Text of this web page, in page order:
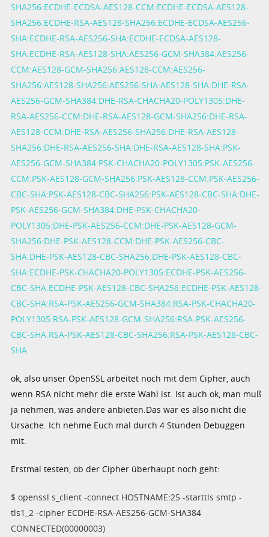
SHA256:ECDHE-ECDSA-AES128-CCM:ECDHE-ECDSA-AES128-
SHA256:ECDHE-RSA-AES128-SHA256:ECDHE-ECDSA-AES256-
SHA:ECDHE-RSA-AES256-SHA:ECDHE-ECDSA-AES128-
SHA:ECDHE-RSA-AES128-SHA:AES256-GCM-SHA384:AES256-
CCM:AES128-GCM-SHA256:AES128-CCM:AES256-
SHA256:AES128-SHA256:AES256-SHA:AES128-SHA:DHE-RSA-
AES256-GCM-SHA384:DHE-RSA-CHACHA20-POLY1305:DHE-
RSA-AES256-CCM:DHE-RSA-AES128-GCM-SHA256:DHE-RSA-
AES128-CCM:DHE-RSA-AES256-SHA256:DHE-RSA-AES128-
SHA256:DHE-RSA-AES256-SHA:DHE-RSA-AES128-SHA:PSK-
AES256-GCM-SHA384:PSK-CHACHA20-POLY1305:PSK-AES256-
CCM:PSK-AES128-GCM-SHA256:PSK-AES128-CCM:PSK-AES256-
CBC-SHA:PSK-AES128-CBC-SHA256:PSK-AES128-CBC-SHA:DHE-
PSK-AES256-GCM-SHA384:DHE-PSK-CHACHA20-
POLY1305:DHE-PSK-AES256-CCM:DHE-PSK-AES128-GCM-
SHA256:DHE-PSK-AES128-CCM:DHE-PSK-AES256-CBC-
SHA:DHE-PSK-AES128-CBC-SHA256:DHE-PSK-AES128-CBC-
SHA:ECDHE-PSK-CHACHA20-POLY1305:ECDHE-PSK-AES256-
CBC-SHA:ECDHE-PSK-AES128-CBC-SHA256:ECDHE-PSK-AES128-
CBC-SHA:RSA-PSK-AES256-GCM-SHA384:RSA-PSK-CHACHA20-
POLY1305:RSA-PSK-AES128-GCM-SHA256:RSA-PSK-AES256-
CBC-SHA:RSA-PSK-AES128-CBC-SHA256:RSA-PSK-AES128-CBC-
SHA
ok, also unser OpenSSL arbeitet noch mit dem Cipher, auch
wenn RSA nicht mehr die erste Wahl ist. Ist auch ok, man muß
ja nehmen, was andere anbieten.Das war es also nicht die
Ursache. Ich nehme Euch mal durch 4 Stunden Debuggen
mit.
Erstmal testen, ob der Cipher überhaupt noch geht:
$ openssl s_client -connect HOSTNAME:25 -starttls smtp -
tls1_2 -cipher ECDHE-RSA-AES256-GCM-SHA384
CONNECTED(00000003)